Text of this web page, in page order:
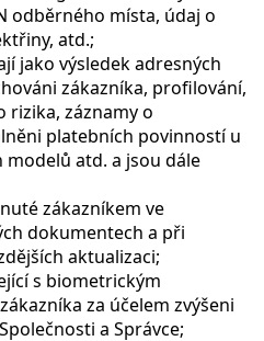
odběrného místa, údaj o
atd.;
jako výsledek adresných
zákazníka, profilování,
záznamy o
platebních povinností u
atd. a jsou dále
zákazníkem ve
dokumentech a při
aktualizaci;
s biometrickým
za účelem zvýšeni
a Správce;